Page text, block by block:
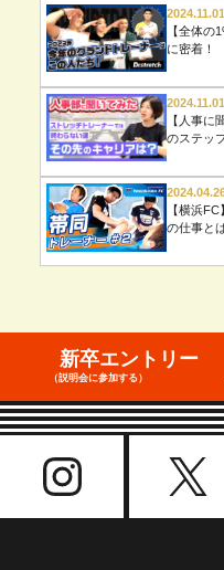
2024.11.01
【全体の
に密着！
2024.11.01
【人事に
のステッ
【横浜
の仕事と
新卒エントリー
（説明会に参加する）